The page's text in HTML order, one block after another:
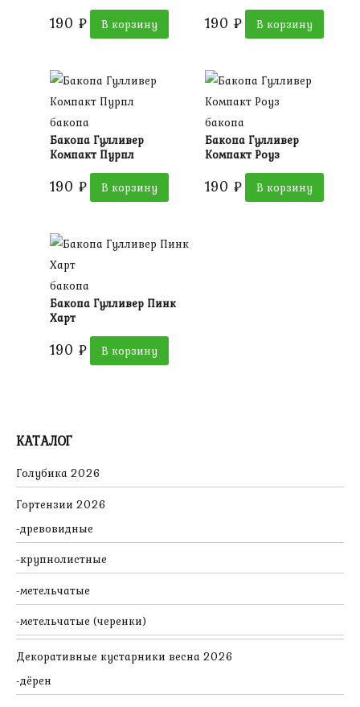
КАТАЛОГ
Голубика 2026
Гортензии 2026
древовидные
крупнолистные
метельчатые
метельчатые (черенки)
Декоративные кустарники весна 2026
дёрен
190 ₽ В корзину 190 ₽ В корзину
бакопа
Бакопа Гулливер
Компакт Пурпл
190 ₽ В корзину
бакопа
Бакопа Гулливер
Компакт Роуз
190 ₽ В корзину
бакопа
Бакопа Гулливер Пинк
Харт
190 ₽ В корзину